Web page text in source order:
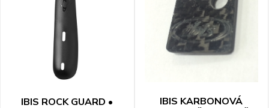
IBIS ROCK GUARD •
IBIS KARBONOVÁ